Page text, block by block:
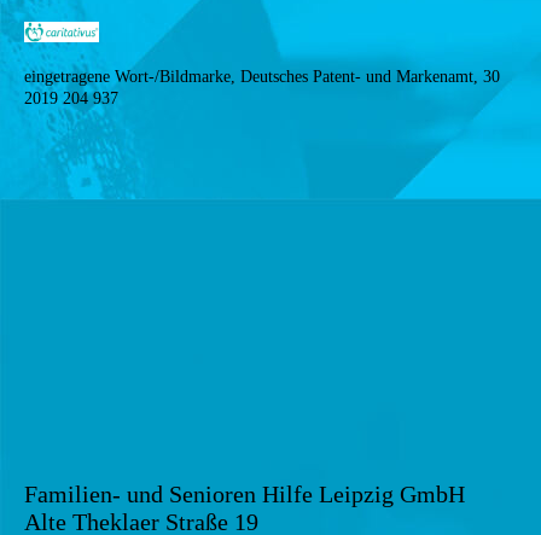
eingetragene Wort-/Bildmarke, Deutsches Patent- und Markenamt, 30
2019 204 937
Familien- und Senioren Hilfe Leipzig GmbH
Alte Theklaer Straße 19